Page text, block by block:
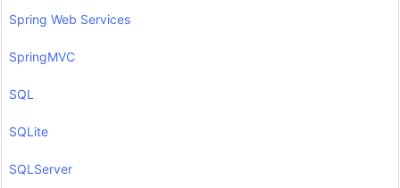
Spring Web Services
SpringMVC
SQL
SQLite
SQLServer